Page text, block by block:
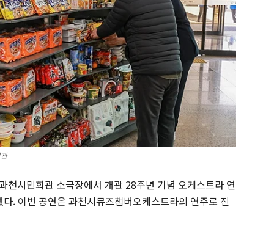
시민회관 소극장에서 개관 28주년 기념 오케스트라 연
. 이번 공연은 과천시뮤즈챔버오케스트라의 연주로 진